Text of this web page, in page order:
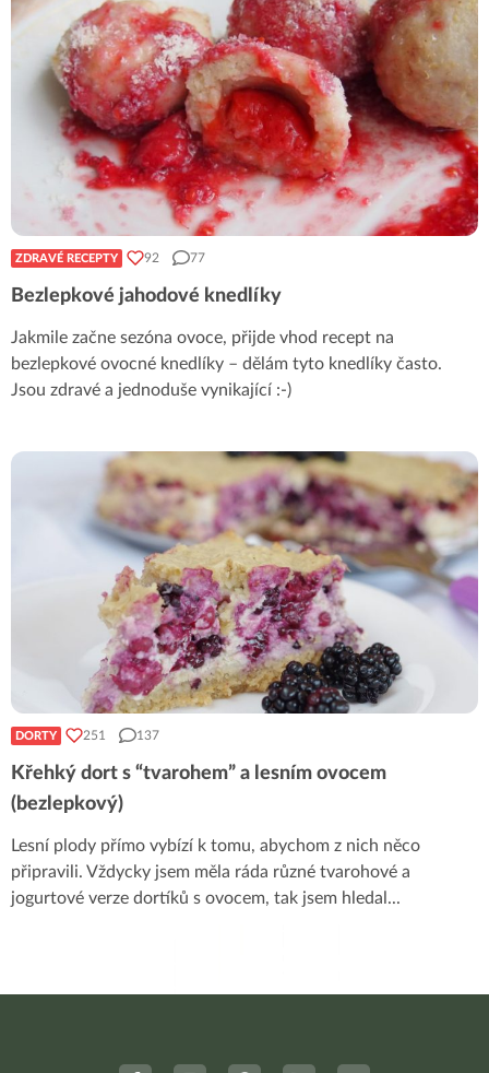
ZDRAVÉ RECEPTY 92 77
Bezlepkové jahodové knedlíky
Jakmile začne sezóna ovoce, přijde vhod recept na
bezlepkové ovocné knedlíky – dělám tyto knedlíky často.
Jsou zdravé a jednoduše vynikající :-)
DORTY 251 137
Křehký dort s “tvarohem” a lesním ovocem
(bezlepkový)
Lesní plody přímo vybízí k tomu, abychom z nich něco
připravili. Vždycky jsem měla ráda různé tvarohové a
jogurtové verze dortíků s ovocem, tak jsem hledal...